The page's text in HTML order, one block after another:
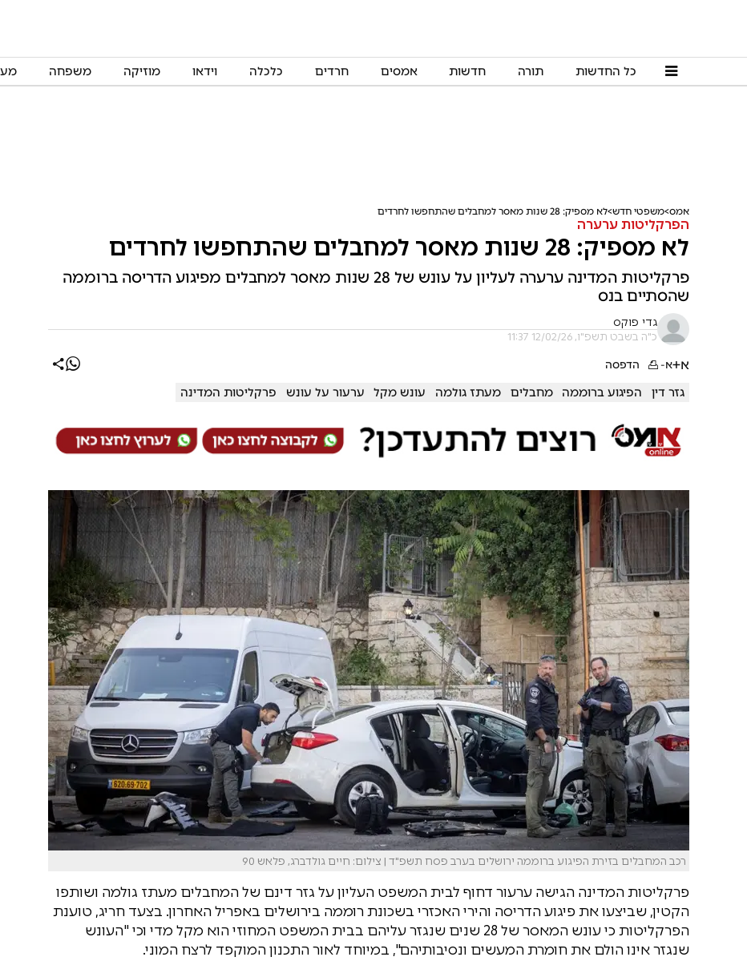
כל החדשות תורה חדשות אמסים חרדים כלכלה וידאו מוזיקה משפחה
אמס משפטי חדש לא מספיק: 28 שנות מאסר למחבלים שהתחפשו לחרדים
הפרקליטות ערערה
לא מספיק: 28 שנות מאסר למחבלים שהתחפשו לחרדים
פרקליטות המדינה ערערה לעליון על עונש של 28 שנות מאסר למחבלים מפיגוע הדריסה ברוממה
שהסתיים בנס
גדי פוקס
כ"ה בשבט תשפ"ו, 12/02/26 11:37
א+א- הדפסה
גזר דין הפיגוע ברוממה מחבלים מעתז גולמה עונש מקל ערעור על עונש פרקליטות המדינה
רכב המחבלים בזירת הפיגוע ברוממה ירושלים בערב פסח תשפ"ד | צילום: חיים גולדברג, פלאש 90
פרקליטות המדינה הגישה ערעור דחוף לבית המשפט העליון על גזר דינם של המחבלים מעתז גולמה ושותפו
הקטין, שביצעו את פיגוע הדריסה והירי האכזרי בשכונת רוממה בירושלים באפריל האחרון. בצעד חריג, טוענת
הפרקליטות כי עונש המאסר של 28 שנים שנגזר עליהם בבית המשפט המחוזי הוא מקל מדי וכי "העונש
שנגזר אינו הולם את חומרת המעשים ונסיבותיהם", במיוחד לאור התכנון המוקפד לרצח המוני.